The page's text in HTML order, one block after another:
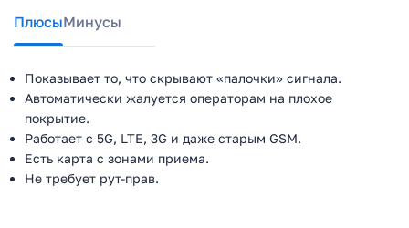
ПлюсыМинусы
Показывает то, что скрывают «палочки» сигнала.
Автоматически жалуется операторам на плохое
покрытие.
Работает с 5G, LTE, 3G и даже старым GSM.
Есть карта с зонами приема.
Не требует рут-прав.